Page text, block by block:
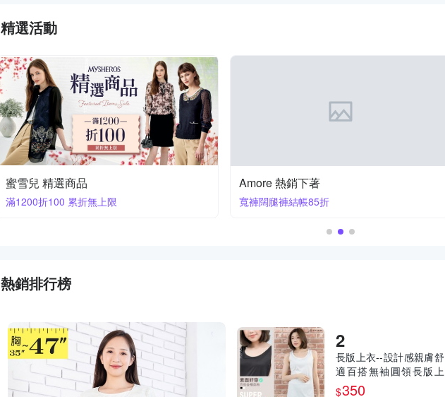
精選活動
蜜雪兒 精選商品
滿1200折100 累折無上限
Amore 熱銷下著
寬褲闊腿褲結帳85折
熱銷排行榜
長版上衣--設計感親膚舒
適百搭無袖圓領長版上
衣/背心(白.黑XL-5L)-U4
$350